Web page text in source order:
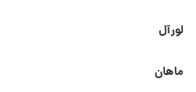
لورآل
ماهان